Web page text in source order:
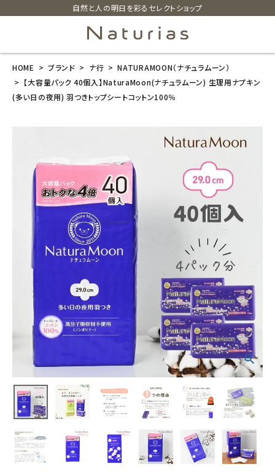
自然と人の明日を彩るセレクトショップ
search
【大容量パック
40個入】Natur
aMoon(ナチュ
ラムーン) 生理
用ナプキン (多
い日の夜用)
羽つきトップシ
ートコットン10
2,024 (税込)
ホーム
新商品
カテゴリーから探す
美容・コスメ・香水
HOME ブランド ナ行
NATURAMOON（ナチュラムーン）
【大容量パック 40個入】NaturaMoon(ナチュラムーン) 生理用ナプキン
(多い日の夜用) 羽つきトップシートコットン100％